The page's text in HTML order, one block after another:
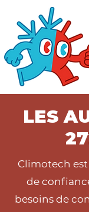
LES
Climotech
de
besoins de